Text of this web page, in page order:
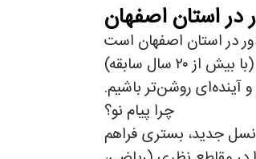
در استان اصفهان
دور در استان اصفهان است
که بیش از دو دهه تجربه ارزشمند در عرصه تعلیم و تربیت دارد. ما از سال ۱۳۸۴ (با بیش از ۲۰ سال سابقه)
آینده‌ای روشن‌تر باشیم.
چرا پیام نو؟
نسل جدید، بستری فراهم